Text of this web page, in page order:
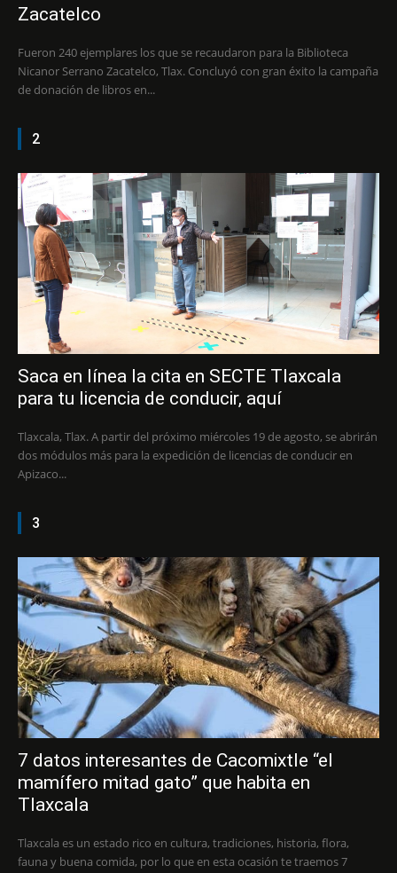
Zacatelco
Fueron 240 ejemplares los que se recaudaron para la Biblioteca
Nicanor Serrano Zacatelco, Tlax. Concluyó con gran éxito la campaña
de donación de libros en...
2
Saca en línea la cita en SECTE Tlaxcala
para tu licencia de conducir, aquí
Tlaxcala, Tlax. A partir del próximo miércoles 19 de agosto, se abrirán
dos módulos más para la expedición de licencias de conducir en
Apizaco...
3
7 datos interesantes de Cacomixtle “el
mamífero mitad gato” que habita en
Tlaxcala
Tlaxcala es un estado rico en cultura, tradiciones, historia, flora,
fauna y buena comida, por lo que en esta ocasión te traemos 7